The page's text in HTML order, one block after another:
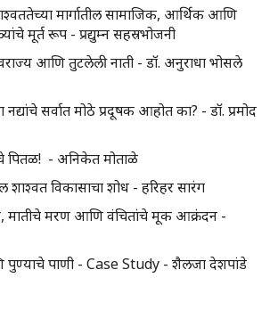
मार्गातील सामाजिक, आर्थिक आणि
मूर्त रूप - प्रद्युम्न सहस्रभोजनी
आणि तुटलेली नाती - डॉ. अनुराधा भोसले
सर्वात मोठे प्रदूषक आहोत का? - डॉ. प्रमोद
पितळ! - अनिकेत मोताळे
शाश्वत विकासाचा शोध - हरिहर सारंग
मातीचे मरण आणि वंचितांचे मूक आक्रंदन -
पुण्याचे पाणी - Case Study - शैलजा देशपांडे